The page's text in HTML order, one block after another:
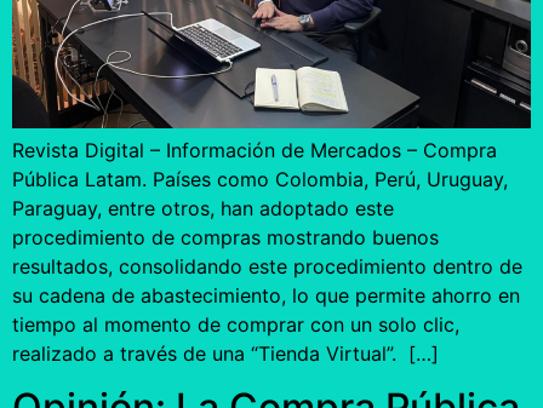
Revista Digital – Información de Mercados – Compra
Pública Latam. Países como Colombia, Perú, Uruguay,
Paraguay, entre otros, han adoptado este
procedimiento de compras mostrando buenos
resultados, consolidando este procedimiento dentro de
su cadena de abastecimiento, lo que permite ahorro en
tiempo al momento de comprar con un solo clic,
realizado a través de una “Tienda Virtual”. […]